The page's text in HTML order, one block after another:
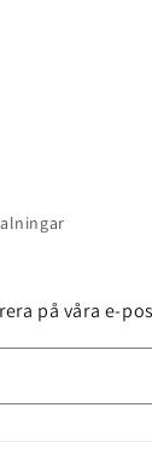
på våra e-